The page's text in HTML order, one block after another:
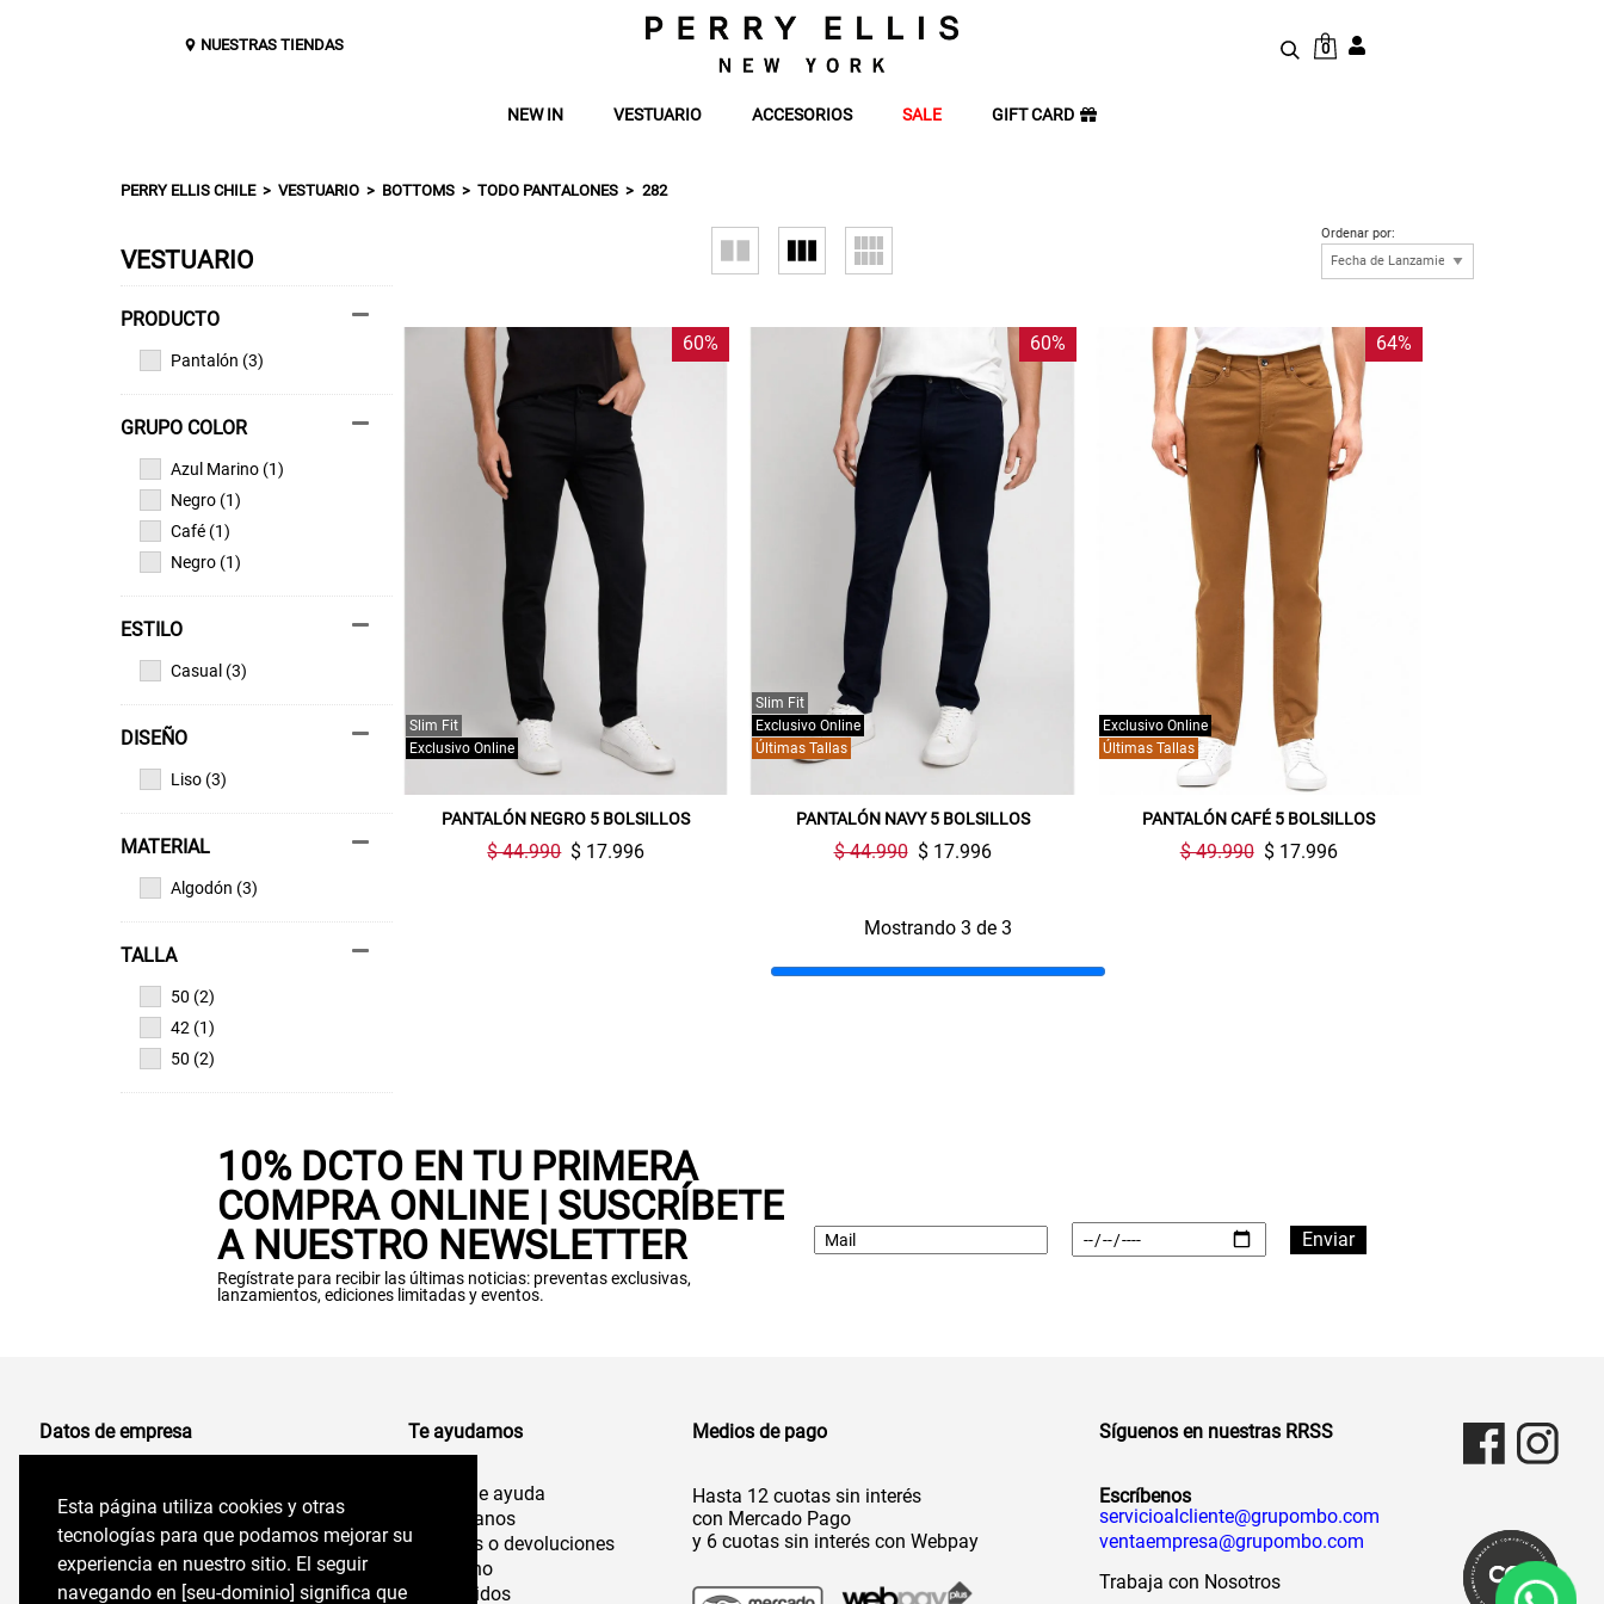
Esta página utiliza cookies y otras
tecnologías para que podamos mejorar su
experiencia en nuestro sitio. El seguir
navegando en perryellis.cl significa que estás
Esta página utiliza cookies y otras
tecnologías para que podamos mejorar su
experiencia en nuestro sitio. El seguir
navegando en [seu-dominio] significa que
NUESTRAS TIENDAS 0
NEW IN VESTUARIO ACCESORIOS SALE GIFT CARD
PERRY ELLIS CHILE VESTUARIO BOTTOMS TODO PANTALONES 282
VESTUARIO
Pantalón (3)
GRUPO COLOR
Azul Marino (1)
Negro (1)
Café (1)
Negro (1)
ESTILO
Casual (3)
DISEÑO
Liso (3)
MATERIAL
Algodón (3)
TALLA
50 (2)
42 (1)
50 (2)
Ordenar por:
60%
Exclusivo Online
Slim Fit
PANTALÓN NEGRO 5 BOLSILLOS
$ 44.990 $ 17.996
60%
Últimas Tallas
Exclusivo Online
Slim Fit
PANTALÓN NAVY 5 BOLSILLOS
$ 44.990 $ 17.996
64%
Últimas Tallas
Exclusivo Online
PANTALÓN CAFÉ 5 BOLSILLOS
$ 49.990 $ 17.996
Mostrando 3 de 3
10% DCTO EN TU PRIMERA
COMPRA ONLINE | SUSCRÍBETE
A NUESTRO NEWSLETTER
Regístrate para recibir las últimas noticias: preventas exclusivas,
lanzamientos, ediciones limitadas y eventos.
Gracias por inscribirte!
Datos de empresa
Comercializadora de Vestuario S.A
96.554.710-K
Felix de Amesti 218,
Las Condes, Santiago,
Te ayudamos
Centro de ayuda
Contáctanos
Cambios o devoluciones
Despacho
Mis pedidos
Medios de pago
Hasta 12 cuotas sin interés
con Mercado Pago
y 6 cuotas sin interés con Webpay
Síguenos en nuestras RRSS
Escríbenos
servicioalcliente@grupombo.com
ventaempresa@grupombo.com
Trabaja con Nosotros